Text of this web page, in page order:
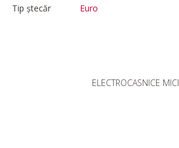
Tip ștecăr
Euro
ELECTROCASNICE MICI